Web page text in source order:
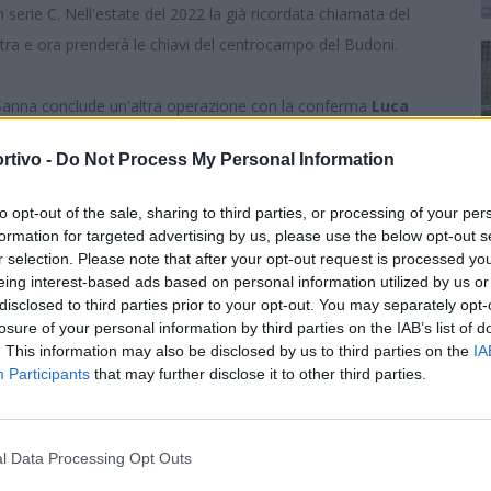
- Do Not Process My Personal Information
opt-out of the sale, sharing to third parties, or processing of your
for targeted advertising by us, please use the below opt-out
selection. Please note that after your opt-out request is processed
interest-based ads based on personal information utilized by us
to third parties prior to your opt-out. You may separately
of your personal information by third parties on the IAB’s list of
This information may also be disclosed by us to third parties on the
Participants that may further disclose it to other third parties.
Data Processing Opt Outs
C. Nell'estate del 2022 la già ricordata chiamata del
e ora prenderà le chiavi del centrocampo del Budoni.
conclude un'altra operazione con la conferma Luca
esterno o trequartista potendo far valere tecnica,
presenze in serie C spalmate in un campionato e mezzo
Quella di Belloni è la quarta conferma dopo quelle del
Pedro Ferrarie dell'attaccante bosniaco-croato Stipe Tokic.